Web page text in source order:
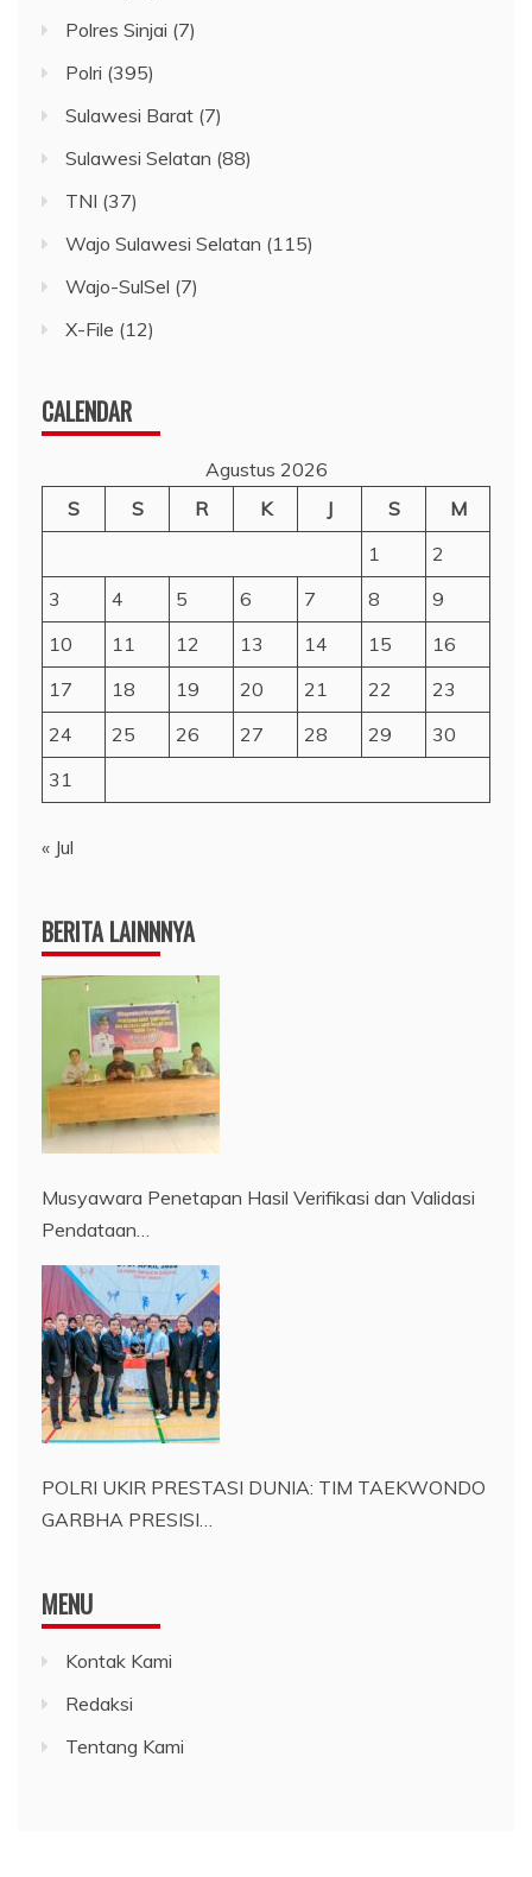
Polres Sinjai (7)
Polri (395)
Sulawesi Barat (7)
Sulawesi Selatan (88)
TNI (37)
Wajo Sulawesi Selatan (115)
Wajo-SulSel (7)
X-File (12)
CALENDAR
Agustus 2026
S
S R K J S
M
1
2
3
4 5 6 7 8
9
10
11 12 13 14 15
16
17
18 19 20 21 22
23
24
25 26 27 28 29
30
31
« Jul
BERITA LAINNNYA
Musyawara Penetapan Hasil Verifikasi dan Validasi
Pendataan…
POLRI UKIR PRESTASI DUNIA: TIM TAEKWONDO
GARBHA PRESISI…
MENU
Kontak Kami
Redaksi
Tentang Kami